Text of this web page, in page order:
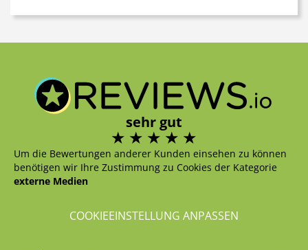
sehr gut
Um die Bewertungen anderer Kunden einsehen zu können
benötigen wir Ihre Zustimmung zu Cookies der Kategorie
externe Medien
COOKIEEINSTELLUNG ANPASSEN